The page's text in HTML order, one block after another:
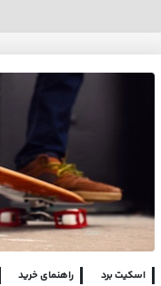
اسکیت برد راهنمای خرید